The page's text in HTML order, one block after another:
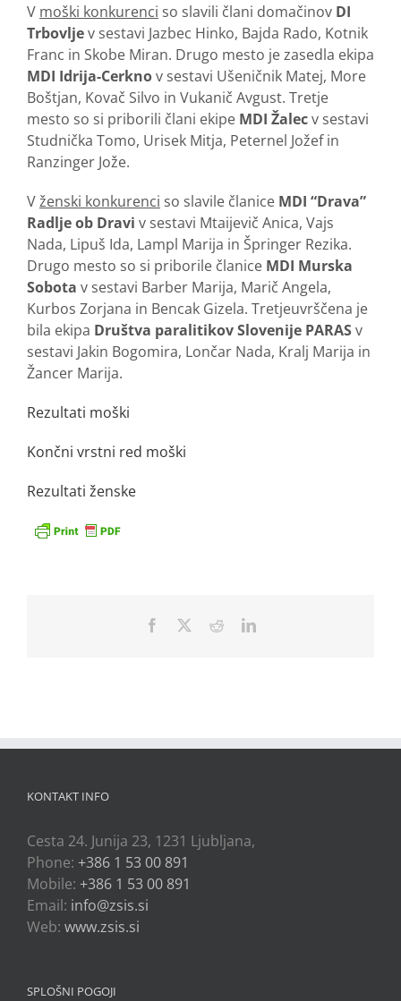
V moški konkurenci so slavili člani domačinov DI
Trbovljev sestavi Jazbec Hinko, Bajda Rado, Kotnik
Franc in Skobe Miran. Drugo mesto je zasedla ekipa
MDI Idrija-Cerknov sestavi Ušeničnik Matej, More
Boštjan, Kovač Silvo in Vukanič Avgust. Tretje
mesto so si priborili člani ekipe MDI Žalecv sestavi
Studnička Tomo, Urisek Mitja, Peternel Jožef in
Ranzinger Jože.
Vženski konkurenci so slavile članice MDI “Drava”
Radlje ob Dravi v sestavi Mtaijevič Anica, Vajs
Nada, Lipuš Ida, Lampl Marija in Špringer Rezika.
Drugo mesto so si priborile članice MDI Murska
Sobota v sestavi Barber Marija, Marič Angela,
Kurbos Zorjana in Bencak Gizela. Tretjeuvrščena je
bila ekipa Društva paralitikov Slovenije PARASv
sestavi Jakin Bogomira, Lončar Nada, Kralj Marija in
Žancer Marija.
Rezultati moški
Končni vrstni red moški
Rezultati ženske
Facebook RedditLinkedIn
KONTAKT INFO
Cesta 24. Junija 23, 1231 Ljubljana,
Phone: +386 1 53 00 891
Mobile: +386 1 53 00 891
Email: info@zsis.si
Web: www.zsis.si
SPLOŠNI POGOJI